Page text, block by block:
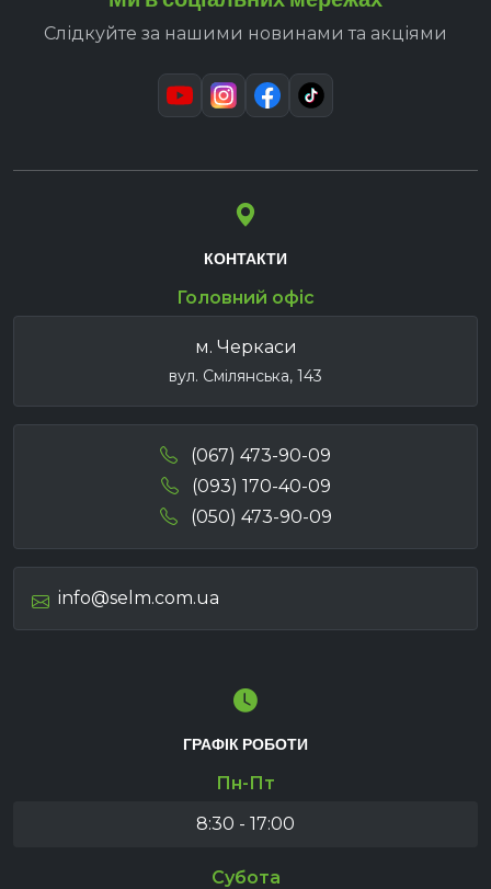
Слідкуйте за нашими новинами та акціями
КОНТАКТИ
Головний офіс
м. Черкаси
вул. Смілянська, 143
(067) 473-90-09
(093) 170-40-09
(050) 473-90-09
info@selm.com.ua
ГРАФІК РОБОТИ
Пн-Пт
8:30 - 17:00
Субота